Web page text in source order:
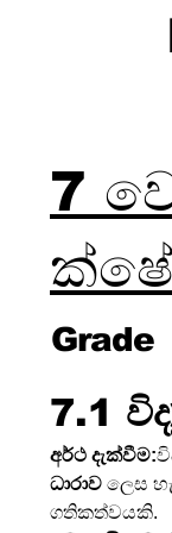
7
Grade
7.1
අර්ථ දැක්වීම:
ධාරාව ලෙස
ගතිකත්වයකි.